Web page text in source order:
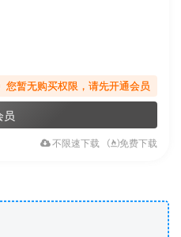
您暂无购买权限，请先开通会员
员
不限速下载 免费下载